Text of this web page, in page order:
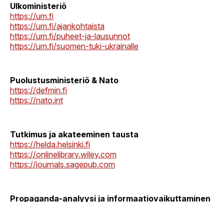
Ulkoministeriö
https://um.fi
https://um.fi/ajankohtaista
https://um.fi/puheet-ja-lausunnot
https://um.fi/suomen-tuki-ukrainalle
Puolustusministeriö & Nato
https://defmin.fi
https://nato.int
Tutkimus ja akateeminen tausta
https://helda.helsinki.fi
https://onlinelibrary.wiley.com
https://journals.sagepub.com
Propaganda-analyysi ja informaatiovaikuttaminen